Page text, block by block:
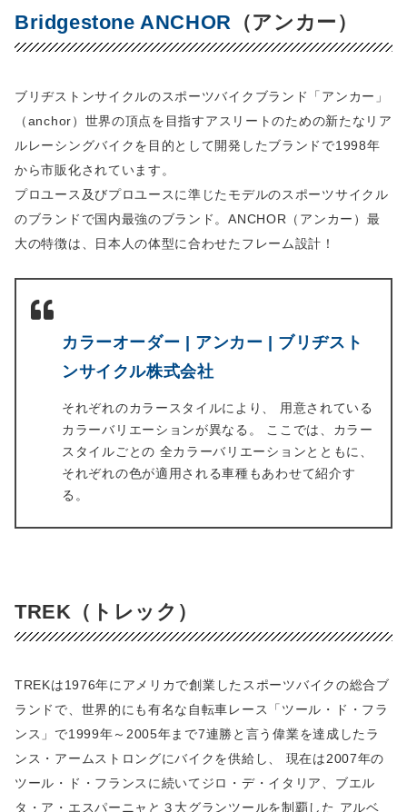
Bridgestone ANCHOR （アンカー）
ブリヂストンサイクルのスポーツバイクブランド「アンカー」
（anchor）世界の頂点を目指すアスリートのための新たなリア
ルレーシングバイクを目的として開発したブランドで1998年
から市販化されています。
プロユース及びプロユースに準じたモデルのスポーツサイクル
のブランドで国内最強のブランド。ANCHOR（アンカー）最
大の特徴は、日本人の体型に合わせたフレーム設計！
カラーオーダー | アンカー | ブリヂスト
ンサイクル株式会社
それぞれのカラースタイルにより、 用意されている
カラーバリエーションが異なる。 ここでは、カラー
スタイルごとの 全カラーバリエーションとともに、
それぞれの色が適用される車種もあわせて紹介す
る。
TREK（トレック）
TREKは1976年にアメリカで創業したスポーツバイクの総合ブ
ランドで、世界的にも有名な自転車レース「ツール・ド・フラ
ンス」で1999年～2005年まで7連勝と言う偉業を達成したラ
ンス・アームストロングにバイクを供給し、 現在は2007年の
ツール・ド・フランスに続いてジロ・デ・イタリア、ブエル
タ・ア・エスパーニャと３大グランツールを制覇した アルベ